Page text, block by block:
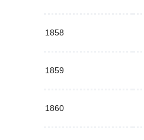
1858
1859
1860